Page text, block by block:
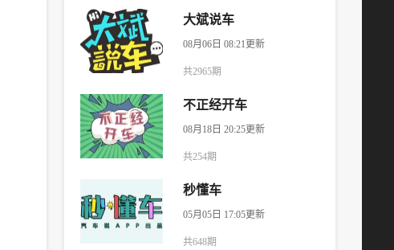
大斌说车
08月06日 08:21更新
共2965期
不正经开车
08月18日 20:25更新
共254期
秒懂车
05月05日 17:05更新
共648期